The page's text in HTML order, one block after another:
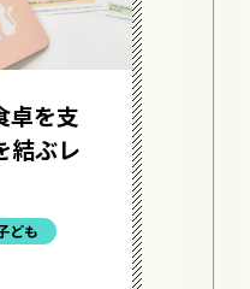
卓を支
結ぶレ
ども